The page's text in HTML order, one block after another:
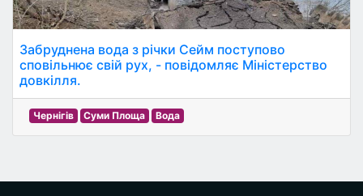
Забруднена вода з річки Сейм поступово
сповільнює свій рух, - повідомляє Міністерство
довкілля.
Чернігів Суми Площа Вода